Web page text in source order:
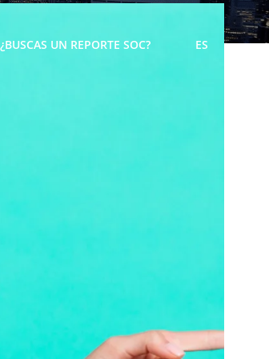
¿BUSCAS UN REPORTE SOC? ES